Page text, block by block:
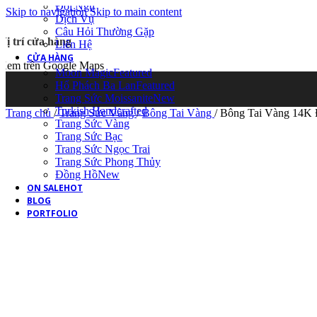
Skip to navigationSkip to main content
trí cửa hàng
trên Google Maps
Đội Ngũ
Dịch Vụ
Câu Hỏi Thường Gặp
Liên Hệ
CỬA HÀNG
Moon MagicFeatured
Hổ Phách Ba LanFeatured
Trang Sức MoissaniteNew
Turkish Handcrafted
Trang Sức Vàng
Trang Sức Bạc
Trang Sức Ngọc Trai
Trang Sức Phong Thủy
Đồng HồNew
ON SALEHOT
BLOG
PORTFOLIO
Trang chủ / Trang Sức Vàng/ Bông Tai Vàng / Bông Tai Vàng